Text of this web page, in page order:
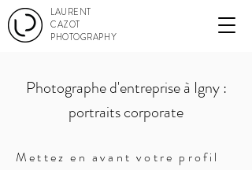
LAURENT
CAZOT
PHOTOGRAPHY
Photographe d'entreprise à Igny :
portraits corporate
Mettez en avant votre profil